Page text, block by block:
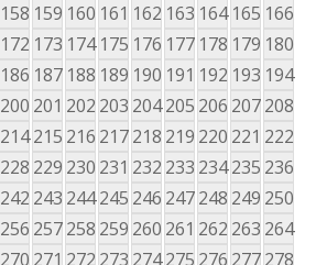
158 159 160 161 162 163 164 165 166
172 173 174 175 176 177 178 179 180
186 187 188 189 190 191 192 193 194
200 201 202 203 204205 206 207208
214215 216 217218 219 220 221 222
228 229 230 231 232 233 234235 236
242 243 244245 246 247248 249 250
256 257258 259 260 261 262 263 264
270 271 272 273 274275 276 277278